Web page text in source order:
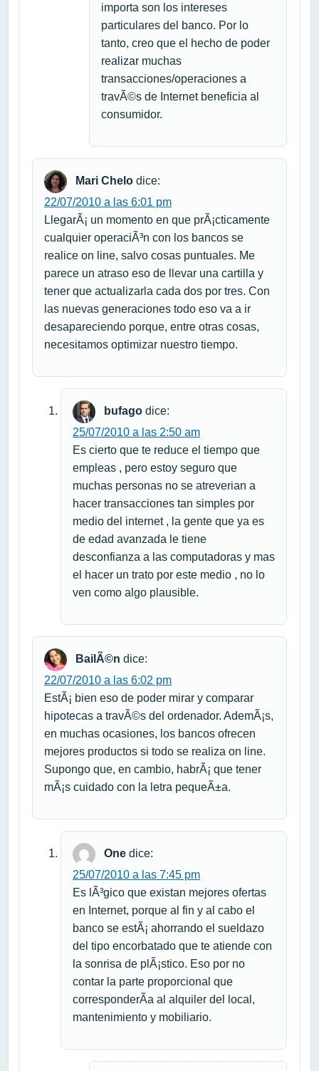
importa son los intereses
particulares del banco. Por lo
tanto, creo que el hecho de poder
realizar muchas
transacciones/operaciones a
travÃ©s de Internet beneficia al
consumidor.
Mari Chelo dice:
22/07/2010 a las 6:01 pm
LlegarÃ¡ un momento en que prÃ¡cticamente
cualquier operaciÃ³n con los bancos se
realice on line, salvo cosas puntuales. Me
parece un atraso eso de llevar una cartilla y
tener que actualizarla cada dos por tres. Con
las nuevas generaciones todo eso va a ir
desapareciendo porque, entre otras cosas,
necesitamos optimizar nuestro tiempo.
bufago dice:
25/07/2010 a las 2:50 am
Es cierto que te reduce el tiempo que
empleas , pero estoy seguro que
muchas personas no se atreverian a
hacer transacciones tan simples por
medio del internet , la gente que ya es
de edad avanzada le tiene
desconfianza a las computadoras y mas
el hacer un trato por este medio , no lo
ven como algo plausible.
BailÃ©n dice:
22/07/2010 a las 6:02 pm
EstÃ¡ bien eso de poder mirar y comparar
hipotecas a travÃ©s del ordenador. AdemÃ¡s,
en muchas ocasiones, los bancos ofrecen
mejores productos si todo se realiza on line.
Supongo que, en cambio, habrÃ¡ que tener
mÃ¡s cuidado con la letra pequeÃ±a.
One dice:
25/07/2010 a las 7:45 pm
Es lÃ³gico que existan mejores ofertas
en Internet, porque al fin y al cabo el
banco se estÃ¡ ahorrando el sueldazo
del tipo encorbatado que te atiende con
la sonrisa de plÃ¡stico. Eso por no
contar la parte proporcional que
corresponderÃ­a al alquiler del local,
mantenimiento y mobiliario.